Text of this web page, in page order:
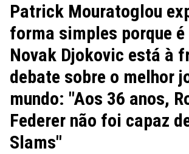
Patrick Mouratoglou
forma simples porque é
Novak Djokovic está à
debate sobre o melhor
mundo: "Aos 36 anos,
Federer não foi capaz
Slams"